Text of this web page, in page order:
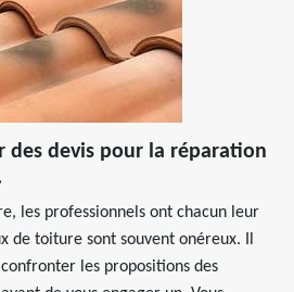
des devis pour la réparation
les professionnels ont chacun leur
de toiture sont souvent onéreux. Il
les propositions des